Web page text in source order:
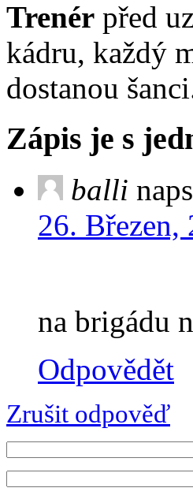
Trenér před
kádru, každý
dostanou
Zápis je s
balli
26. Březen,
na brigádu
Odpovědět
Zrušit odpověď